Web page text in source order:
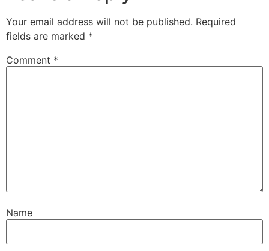
Your email address will not be published. Required
fields are marked *
Comment *
Name